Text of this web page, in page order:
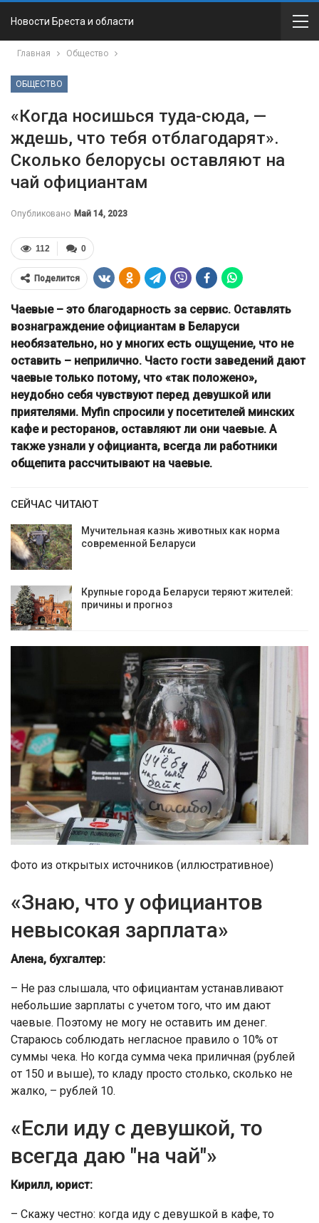
Новости Бреста и области
Главная Общество
ОБЩЕСТВО
«Когда носишься туда-сюда, —
ждешь, что тебя отблагодарят».
Cколько белорусы оставляют на
чай официантам
Опубликовано Май 14, 2023
0
112
Поделится
Чаевые – это благодарность за сервис. Оставлять
вознаграждение официантам в Беларуси
необязательно, но у многих есть ощущение, что не
оставить – неприлично. Часто гости заведений дают
чаевые только потому, что «так положено»,
неудобно себя чувствуют перед девушкой или
приятелями. Myfin спросили у посетителей минских
кафе и ресторанов, оставляют ли они чаевые. А
также узнали у официанта, всегда ли работники
общепита рассчитывают на чаевые.
СЕЙЧАС ЧИТАЮТ
Мучительная казнь животных как норма
современной Беларуси
Крупные города Беларуси теряют жителей:
причины и прогноз
Фото из открытых источников (иллюстративное)
«Знаю, что у официантов
невысокая зарплата»
Алена, бухгалтер:
– Не раз слышала, что официантам устанавливают
небольшие зарплаты с учетом того, что им дают
чаевые. Поэтому не могу не оставить им денег.
Стараюсь соблюдать негласное правило о 10% от
суммы чека. Но когда сумма чека приличная (рублей
от 150 и выше), то кладу просто столько, сколько не
жалко, – рублей 10.
«Если иду с девушкой, то
всегда даю "на чай"»
Кирилл, юрист:
– Скажу честно: когда иду с девушкой в кафе, то